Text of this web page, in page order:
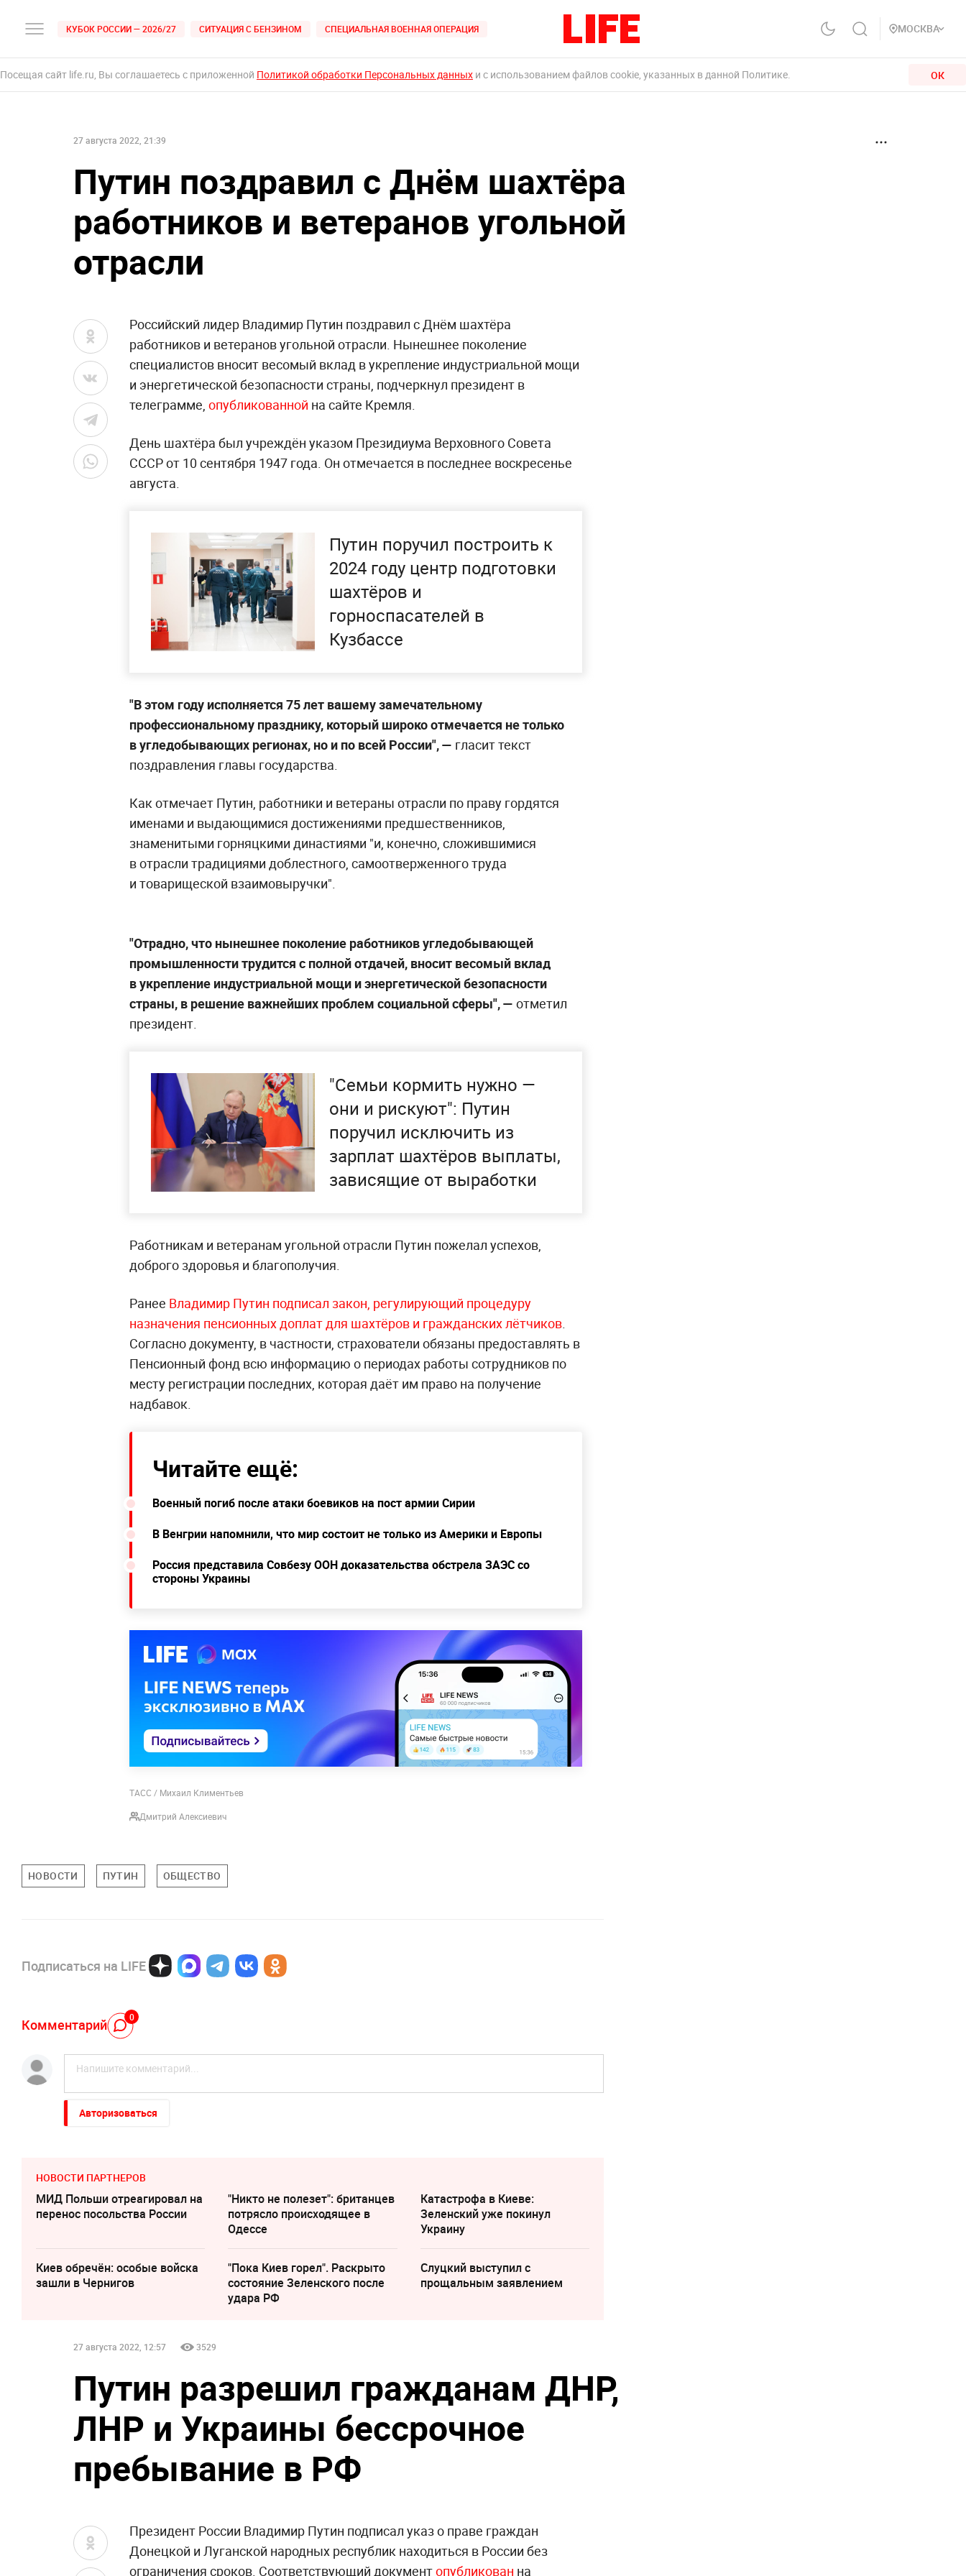
КУБОК РОССИИ — 2026/27 СИТУАЦИЯ С БЕНЗИНОМ СПЕЦИАЛЬНАЯ ВОЕННАЯ ОПЕРАЦИЯ МОСКВА
Посещая сайт life.ru, Вы соглашаетесь с приложенной Политикой обработки Персональных данных и с использованием файлов cookie, указанных в данной Политике. ОК
27 августа 2022, 21:39
Путин поздравил с Днём шахтёра
работников и ветеранов угольной
отрасли
Российский лидер Владимир Путин поздравил с Днём шахтёра
работников и ветеранов угольной отрасли. Нынешнее поколение
специалистов вносит весомый вклад в укрепление индустриальной мощи
и энергетической безопасности страны, подчеркнул президент в
телеграмме, опубликованной на сайте Кремля.
День шахтёра был учреждён указом Президиума Верховного Совета
СССР от 10 сентября 1947 года. Он отмечается в последнее воскресенье
августа.
Путин поручил построить к
2024 году центр подготовки
шахтёров и
горноспасателей в
Кузбассе
"В этом году исполняется 75 лет вашему замечательному
профессиональному празднику, который широко отмечается не только
в угледобывающих регионах, но и по всей России", — гласит текст
поздравления главы государства.
Как отмечает Путин, работники и ветераны отрасли по праву гордятся
именами и выдающимися достижениями предшественников,
знаменитыми горняцкими династиями "и, конечно, сложившимися
в отрасли традициями доблестного, самоотверженного труда
и товарищеской взаимовыручки".
"Отрадно, что нынешнее поколение работников угледобывающей
промышленности трудится с полной отдачей, вносит весомый вклад
в укрепление индустриальной мощи и энергетической безопасности
страны, в решение важнейших проблем социальной сферы", — отметил
президент.
"Семьи кормить нужно —
они и рискуют": Путин
поручил исключить из
зарплат шахтёров выплаты,
зависящие от выработки
Работникам и ветеранам угольной отрасли Путин пожелал успехов,
доброго здоровья и благополучия.
Ранее Владимир Путин подписал закон, регулирующий процедуру
назначения пенсионных доплат для шахтёров и гражданских лётчиков.
Согласно документу, в частности, страхователи обязаны предоставлять в
Пенсионный фонд всю информацию о периодах работы сотрудников по
месту регистрации последних, которая даёт им право на получение
надбавок.
Читайте ещё:
Военный погиб после атаки боевиков на пост армии Сирии
В Венгрии напомнили, что мир состоит не только из Америки и Европы
Россия представила Совбезу ООН доказательства обстрела ЗАЭС со
стороны Украины
ТАСС / Михаил Климентьев
Дмитрий Алексиевич
НОВОСТИ ПУТИН ОБЩЕСТВО
Подписаться на LIFE
Комментарий 0
Авторизоваться
НОВОСТИ ПАРТНЕРОВ
МИД Польши отреагировал на
перенос посольства России
"Никто не полезет": британцев
потрясло происходящее в
Одессе
Катастрофа в Киеве:
Зеленский уже покинул
Украину
Киев обречён: особые войска
зашли в Чернигов
"Пока Киев горел". Раскрыто
состояние Зеленского после
удара РФ
Слуцкий выступил с
прощальным заявлением
27 августа 2022, 12:57 3529
Путин разрешил гражданам ДНР,
ЛНР и Украины бессрочное
пребывание в РФ
Президент России Владимир Путин подписал указ о праве граждан
Донецкой и Луганской народных республик находиться в России без
ограничения сроков. Соответствующий документопубликован на